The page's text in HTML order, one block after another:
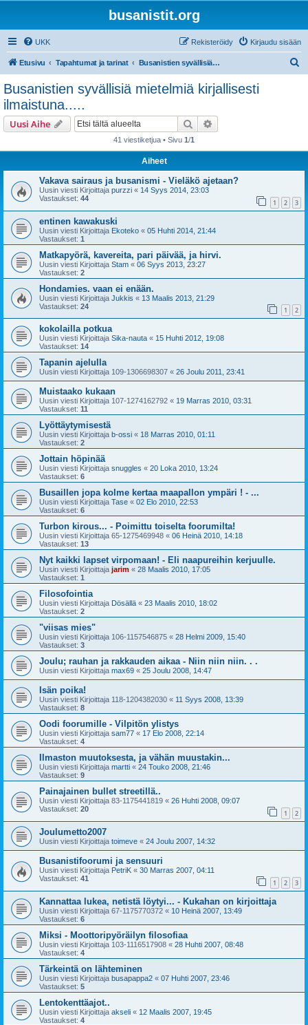
busanistit.org
UKK Kirjaudu sisään
Rekisteröidy
Etusivu Tapahtumat ja tarinat Busanistien syvällisiä mietelmiä kirjallisesti ilmaistuna.....
Busanistien syvällisiä mietelmiä kirjallisesti
ilmaistuna.....
Uusi Aihe Etsi
41 viestiketjua • Sivu 1/1
Aiheet
Vakava sairaus ja busanismi - Vieläkö ajetaan?
Uusin viesti Kirjoittaja purzzi « 14 Syys 2014, 23:03
Vastaukset: 44 1 2 3
entinen kawakuski
Uusin viesti Kirjoittaja Ekoteko « 05 Huhti 2014, 21:44
Vastaukset: 1
Matkapyörä, kavereita, pari päivää, ja hirvi.
Uusin viesti Kirjoittaja Stam « 06 Syys 2013, 23:27
Vastaukset: 2
Hondamies. vaan ei enään.
Uusin viesti Kirjoittaja Jukkis « 13 Maalis 2013, 21:29
Vastaukset: 24 1 2
kokolailla potkua
Uusin viesti Kirjoittaja Sika-nauta « 15 Huhti 2012, 19:08
Vastaukset: 14
Tapanin ajelulla
Uusin viesti Kirjoittaja 109-1306698307 « 26 Joulu 2011, 23:41
Muistaako kukaan
Uusin viesti Kirjoittaja 107-1274162792 « 19 Marras 2010, 03:31
Vastaukset: 11
Lyöttäytymisestä
Uusin viesti Kirjoittaja b-ossi « 18 Marras 2010, 01:11
Vastaukset: 2
Jottain höpinää
Uusin viesti Kirjoittaja snuggles « 20 Loka 2010, 13:24
Vastaukset: 6
Busaillen jopa kolme kertaa maapallon ympäri ! - ...
Uusin viesti Kirjoittaja Tase « 02 Elo 2010, 22:53
Vastaukset: 6
Turbon kirous... - Poimittu toiselta foorumilta!
Uusin viesti Kirjoittaja 65-1275469948 « 06 Heinä 2010, 14:18
Vastaukset: 13
Nyt kaikki lapset virpomaan! - Eli naapureihin kerjuulle.
Uusin viesti Kirjoittaja jarim « 28 Maalis 2010, 17:05
Vastaukset: 1
Filosofointia
Uusin viesti Kirjoittaja Dösällä « 23 Maalis 2010, 18:02
Vastaukset: 2
"viisas mies"
Uusin viesti Kirjoittaja 106-1157546875 « 28 Helmi 2009, 15:40
Vastaukset: 3
Joulu; rauhan ja rakkauden aikaa - Niin niin niin. . .
Uusin viesti Kirjoittaja max69 « 25 Joulu 2008, 14:47
Isän poika!
Uusin viesti Kirjoittaja 118-1204382030 « 11 Syys 2008, 13:39
Vastaukset: 8
Oodi foorumille - Vilpitön ylistys
Uusin viesti Kirjoittaja sam77 « 17 Elo 2008, 22:14
Vastaukset: 4
Ilmaston muutoksesta, ja vähän muustakin...
Uusin viesti Kirjoittaja martti « 24 Touko 2008, 21:46
Vastaukset: 9
Painajainen bullet streetillä..
Uusin viesti Kirjoittaja 83-1175441819 « 26 Huhti 2008, 09:07
Vastaukset: 20 1 2
Joulumetto2007
Uusin viesti Kirjoittaja toimeve « 24 Joulu 2007, 14:32
Busanistifoorumi ja sensuuri
Uusin viesti Kirjoittaja PetriK « 30 Marras 2007, 04:11
Vastaukset: 41 1 2 3
Kannattaa lukea, netistä löytyi... - Kukahan on kirjoittaja
Uusin viesti Kirjoittaja 67-1175770372 « 10 Heinä 2007, 13:49
Vastaukset: 6
Miksi - Moottoripyöräilyn filosofiaa
Uusin viesti Kirjoittaja 103-1116517908 « 28 Huhti 2007, 08:48
Vastaukset: 4
Tärkeintä on lähteminen
Uusin viesti Kirjoittaja busapappa2 « 07 Huhti 2007, 23:46
Vastaukset: 5
Lentokenttäajot..
Uusin viesti Kirjoittaja akseli « 12 Maalis 2007, 19:45
Vastaukset: 4